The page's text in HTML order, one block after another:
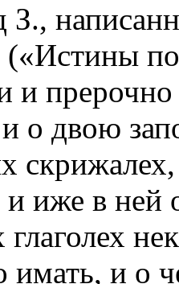
З.,
(«Истины
и
о двою
и иже в
глаголех
имать, и о